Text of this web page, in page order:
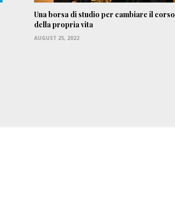
Una borsa di studio per cambiare il corso
della propria vita
AUGUST 25, 2022